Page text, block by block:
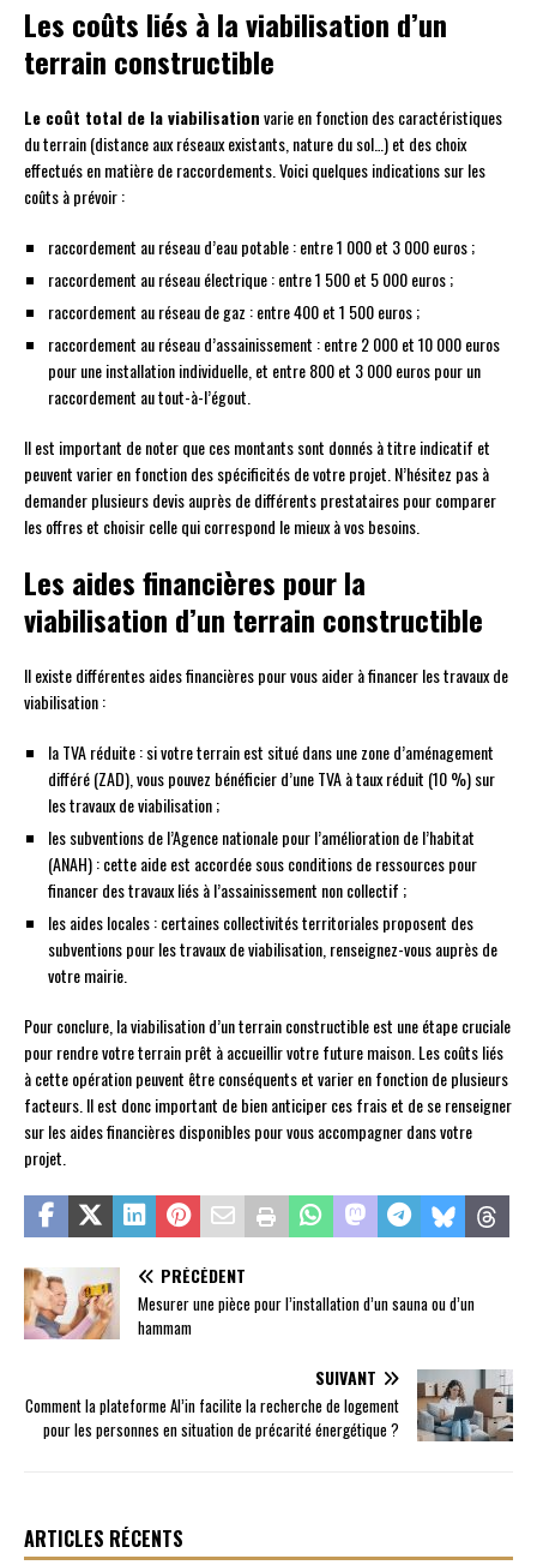
Les coûts liés à la viabilisation d’un
terrain constructible
Le coût total de la viabilisationvarie en fonction des caractéristiques
du terrain (distance aux réseaux existants, nature du sol…) et des choix
effectués en matière de raccordements. Voici quelques indications sur les
coûts à prévoir :
raccordement au réseau d’eau potable : entre 1 000 et 3 000 euros ;
raccordement au réseau électrique : entre 1 500 et 5 000 euros ;
raccordement au réseau de gaz : entre 400 et 1 500 euros ;
raccordement au réseau d’assainissement : entre 2 000 et 10 000 euros
pour une installation individuelle, et entre 800 et 3 000 euros pour un
raccordement au tout-à-l’égout.
Il est important de noter que ces montants sont donnés à titre indicatif et
peuvent varier en fonction des spécificités de votre projet. N’hésitez pas à
demander plusieurs devis auprès de différents prestataires pour comparer
les offres et choisir celle qui correspond le mieux à vos besoins.
Les aides financières pour la
viabilisation d’un terrain constructible
Il existe différentes aides financières pour vous aider à financer les travaux de
viabilisation :
la TVA réduite : si votre terrain est situé dans une zone d’aménagement
différé (ZAD), vous pouvez bénéficier d’une TVA à taux réduit (10 %) sur
les travaux de viabilisation ;
les subventions de l’Agence nationale pour l’amélioration de l’habitat
(ANAH) : cette aide est accordée sous conditions de ressources pour
financer des travaux liés à l’assainissement non collectif ;
les aides locales : certaines collectivités territoriales proposent des
subventions pour les travaux de viabilisation, renseignez-vous auprès de
votre mairie.
Pour conclure, la viabilisation d’un terrain constructible est une étape cruciale
pour rendre votre terrain prêt à accueillir votre future maison. Les coûts liés
à cette opération peuvent être conséquents et varier en fonction de plusieurs
facteurs. Il est donc important de bien anticiper ces frais et de se renseigner
sur les aides financières disponibles pour vous accompagner dans votre
projet.
PRÉCÉDENT
Mesurer une pièce pour l’installation d’un sauna ou d’un
hammam
SUIVANT
Comment la plateforme Al’in facilite la recherche de logement
pour les personnes en situation de précarité énergétique ?
ARTICLES RÉCENTS